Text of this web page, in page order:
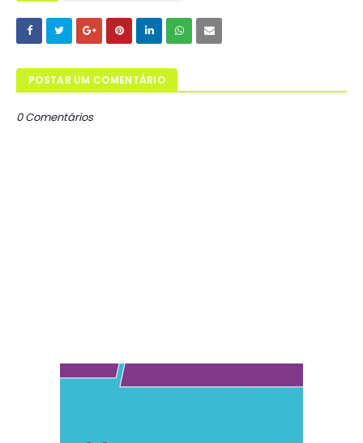
POSTAR UM COMENTÁRIO
0 Comentários